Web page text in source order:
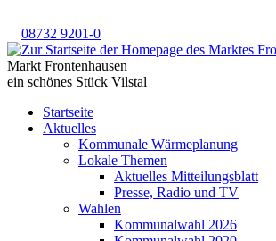
08732 9201-0
Markt Frontenhausen
ein schönes Stück Vilstal
Startseite
Aktuelles
Kommunale Wärmeplanung
Lokale Themen
Aktuelles Mitteilungsblatt
Presse, Radio und TV
Wahlen
Kommunalwahl 2026